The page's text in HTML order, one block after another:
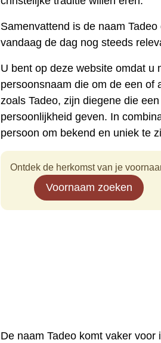
Samenvattend is de naam
vandaag de dag nog steeds
U bent op deze website omdat u
persoonsnaam die om de een of
zoals Tadeo, zijn diegene die
persoonlijkheid geven. In
persoon om bekend en uniek te
Ontdek de herkomst van je
Voornaam zoeken
De naam Tadeo komt vaker